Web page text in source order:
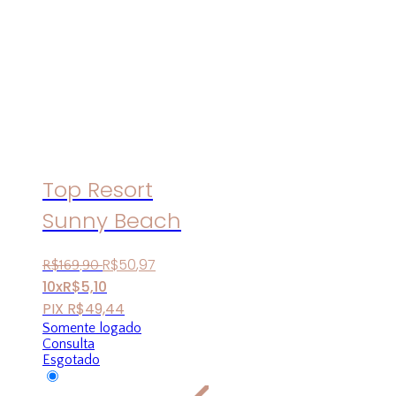
Top Resort
Sunny Beach
R$169,90 R$50,97
10xR$5,10
PIX R$49,44
Somente logado
Consulta
Esgotado